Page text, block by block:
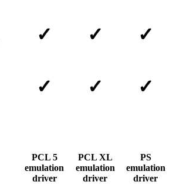
✓ ✓ ✓
✓ ✓ ✓
PCL 5
emulation
driver
PCL XL
emulation
driver
PS
emulation
driver